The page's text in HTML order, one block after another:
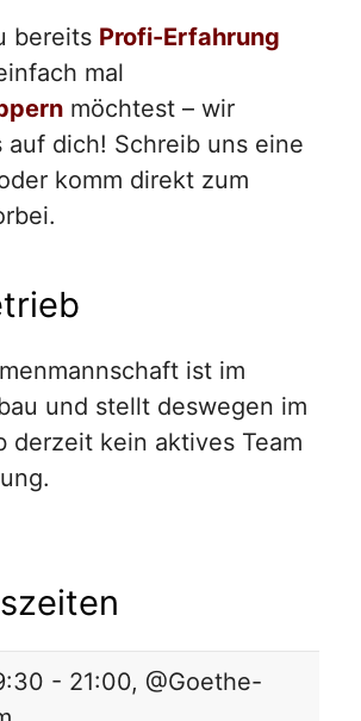
bereits Profi-Erfahrung
mal
möchtest – wir
auf dich! Schreib uns eine
komm direkt zum
ist im
und stellt deswegen im
derzeit kein aktives Team
- 21:00, @Goethe-